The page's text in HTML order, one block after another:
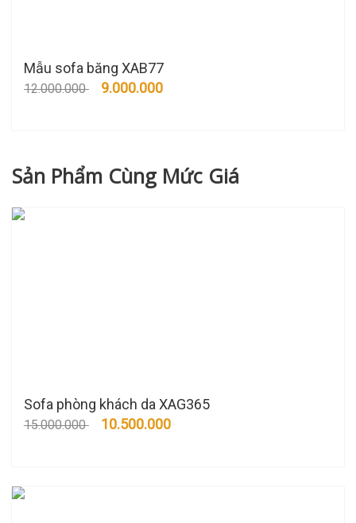
Mẫu sofa băng XAB77
12.000.000 9.000.000
Sản Phẩm Cùng Mức Giá
Sofa phòng khách da XAG365
15.000.000 10.500.000